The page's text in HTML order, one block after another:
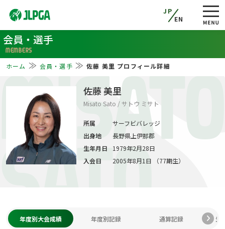
JP
EN
会員・選手
MEMBERS
ホーム 会員・選手 佐藤 美里 プロフィール詳細
MISATO
SATO
佐藤 美里
Misato Sato / サトウ ミサト
所属
サーフビバレッジ
出身地
長野県上伊那郡
生年月日
1979年2月28日
入会日
2005年8月1日 （77期生）
年度別大会成績 年度別記録 通算記録 生